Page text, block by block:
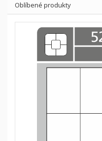
Oblíbené produkty